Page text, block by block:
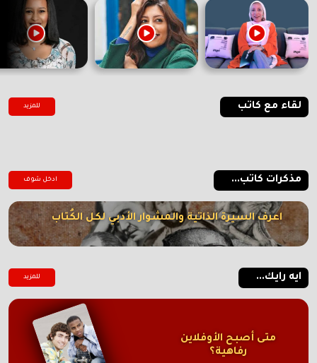
لقاء مع كاتب للمزيد
مذكرات كاتب... ادخل شوف
اعرف السيرة الذاتية والمشوار الأدبي لكل الكُتاب
ايه رايك... للمزيد
متى أصبح الأوفلاين
رفاهية؟